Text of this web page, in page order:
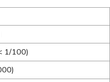
1/100)